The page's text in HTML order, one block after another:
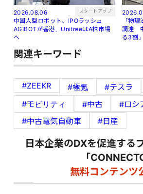
2026.08.06 スタートアップ
中国人型ロボット、IPOラッシュ
AGIBOTが香港、UnitreeはA株市場
へ
「物
調達
る3割
関連キーワード
#ZEEKR #極氪 #テスラ
#モビリティ
#中古
#ロシ
#中古電気自動車
#日産
日本企業のDXを促進する
「
無料コンテンツ